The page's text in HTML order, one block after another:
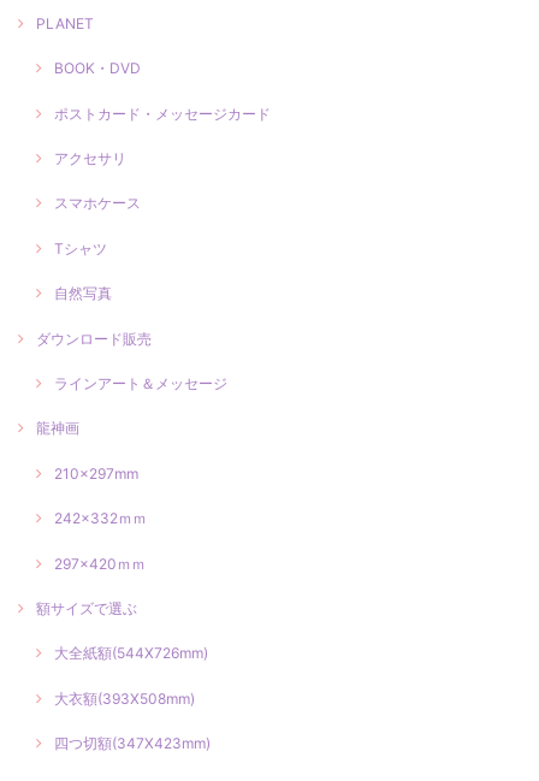
PLANET
BOOK・DVD
ポストカード・メッセージカード
アクセサリ
スマホケース
Tシャツ
自然写真
ダウンロード販売
ラインアート＆メッセージ
龍神画
210×297mm
242×332ｍｍ
297×420ｍｍ
額サイズで選ぶ
大全紙額(544X726mm)
大衣額(393X508mm)
四つ切額(347X423mm)